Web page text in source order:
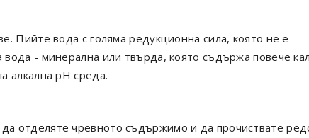
Пийте вода с голяма редукционна сила, която не е
- минерална или твърда, която съдържа повече
алкална рН среда.
чревното съдържимо и да прочиствате